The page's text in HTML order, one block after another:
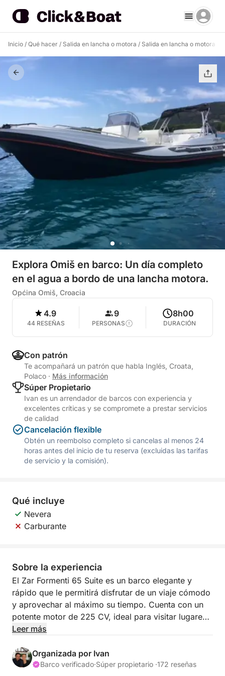
Inicio / Qué hacer / Salida en lancha o motora / Salida en lancha o motora
Explora Omiš en barco: Un día completo
en el agua a bordo de una lancha motora.
Općina Omiš, Croacia
4.9
44 RESEÑAS
9
PERSONAS
8h00
DURACIÓN
Con patrón
Te acompañará un patrón que habla Inglés, Croata,
Polaco · Más información
Súper Propietario
Ivan es un arrendador de barcos con experiencia y
excelentes críticas y se compromete a prestar servicios
de calidad
Cancelación flexible
Obtén un reembolso completo si cancelas al menos 24
horas antes del inicio de tu reserva (excluidas las tarifas
de servicio y la comisión).
Qué incluye
Nevera
Carburante
Sobre la experiencia
El Zar Formenti 65 Suite es un barco elegante y
rápido que le permitirá disfrutar de un viaje cómodo
y aprovechar al máximo su tiempo. Cuenta con un
potente motor de 225 CV, ideal para visitar lugares
remotos, explorar calas escondidas y todas las islas
capacidad para hasta 12 personas. Está equipado
con toldo bimini, solárium en proa, GPS, ducha y
Leer más
Organizada por Ivan
Barco verificado·Súper propietario ·172 reseñas